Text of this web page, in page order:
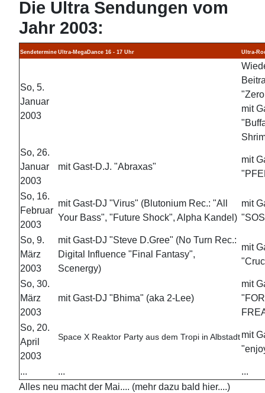
Die Ultra Sendungen vom
Jahr 2003:
Sendetermine Ultra-MegaDance 16 - 17 Uhr Ultra-
So, 5.
Januar
2003
mit
"
So, 26.
Januar
2003
mit Gast-D.J. "Abraxas"
mit
"
So, 16.
Februar
2003
mit Gast-DJ "Virus" (Blutonium Rec.: "All
Your Bass", "Future Shock", Alpha Kandel)
mit
So, 9.
März
2003
mit Gast-DJ "Steve D.Gree" (No Turn Rec.:
Digital Influence "Final Fantasy",
Scenergy)
mit
So, 30.
März
2003
mit Gast-DJ "Bhima" (aka 2-Lee)
mit
So, 20.
April
2003
Space X Reaktor Party aus dem Tropi in Albstadtmit
... ...
...
Alles neu macht der Mai.... (mehr dazu bald hier....)